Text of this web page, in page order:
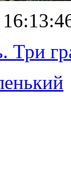
Три